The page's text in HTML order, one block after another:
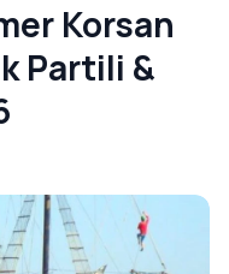
Korsan
Partili &